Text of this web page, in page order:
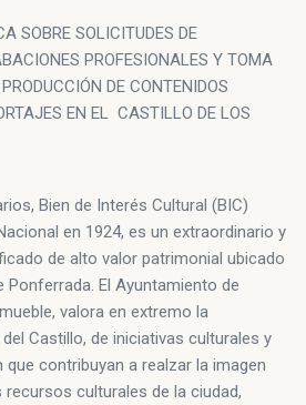
SOBRE SOLICITUDES DE
PROFESIONALES Y TOMA
DE CONTENIDOS
EN EL CASTILLO DE LOS
Bien de Interés Cultural (BIC)
en 1924, es un extraordinario y
de alto valor patrimonial ubicado
El Ayuntamiento de
valora en extremo la
Castillo, de iniciativas culturales y
contribuyan a realzar la imagen
culturales de la ciudad,